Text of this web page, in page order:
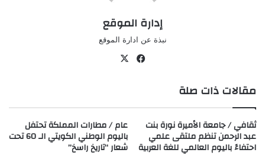
إدارة الموقع
نبذة عن ادارة الموقع
في
مقالات ذات صلة
ثقافي / جامعة الأميرة نورة بنت
عبد الرحمن تنظم ملتقى علمي
احتفاءً باليوم العالمي للغة العربية
عام / مطارات المملكة تحتفل
باليوم الوطني الكويتي الـ 60 تحت
شعار “تاريخ راسخ”